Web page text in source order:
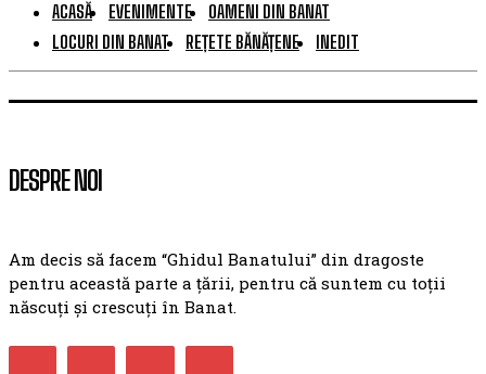
ACASĂ EVENIMENTE
OAMENI DIN BANAT
LOCURI DIN BANAT
REȚETE BĂNĂȚENE INEDIT
DESPRE NOI
Am decis să facem “Ghidul Banatului” din dragoste
pentru această parte a țării, pentru că suntem cu toții
născuți și crescuți în Banat.